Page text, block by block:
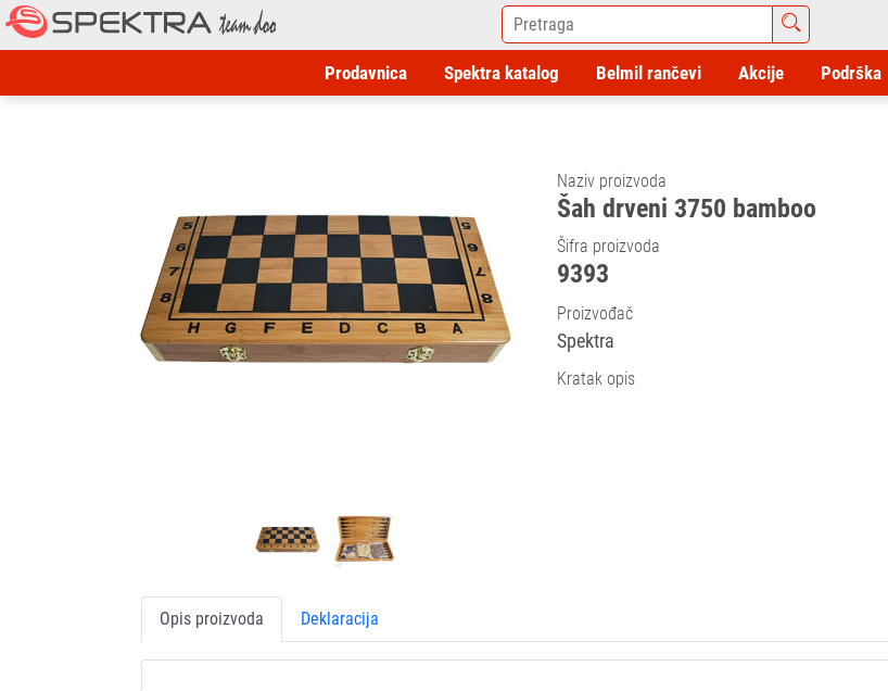
Prodavnica Spektra katalog Belmil rančevi Akcije Podrška
Naziv proizvoda
Šah drveni 3750 bamboo
Šifra proizvoda
9393
Proizvođač
Spektra
Kratak opis
Opis proizvoda Deklaracija